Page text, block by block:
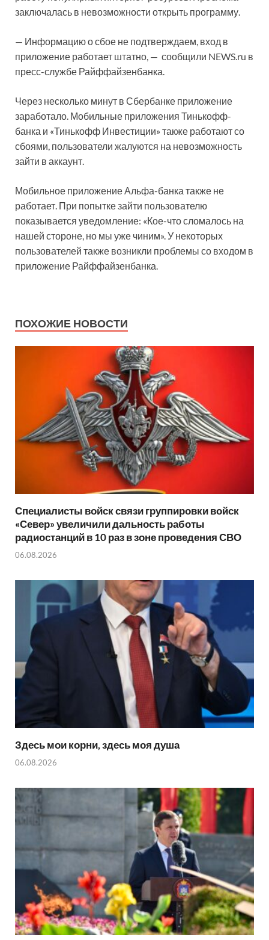
заключалась в невозможности открыть программу.
— Информацию о сбое не подтверждаем, вход в
приложение работает штатно, — сообщили NEWS.ru в
пресс-службе Райффайзенбанка.
Через несколько минут в Сбербанке приложение
заработало. Мобильные приложения Тинькофф-
банка и «Тинькофф Инвестиции» также работают со
сбоями, пользователи жалуются на невозможность
зайти в аккаунт.
Мобильное приложение Альфа-банка также не
работает. При попытке зайти пользователю
показывается уведомление: «Кое-что сломалось на
нашей стороне, но мы уже чиним». У некоторых
пользователей также возникли проблемы со входом в
приложение Райффайзенбанка.
ПОХОЖИЕ НОВОСТИ
Специалисты войск связи группировки войск
«Север» увеличили дальность работы
радиостанций в 10 раз в зоне проведения СВО
06.08.2026
Здесь мои корни, здесь моя душа
06.08.2026